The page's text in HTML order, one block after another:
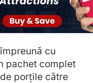
cu
pachet complet
porțile către